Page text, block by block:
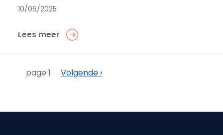
10/06/2025
Lees meer
Paginering
page 1 Volgende
Volgende ›